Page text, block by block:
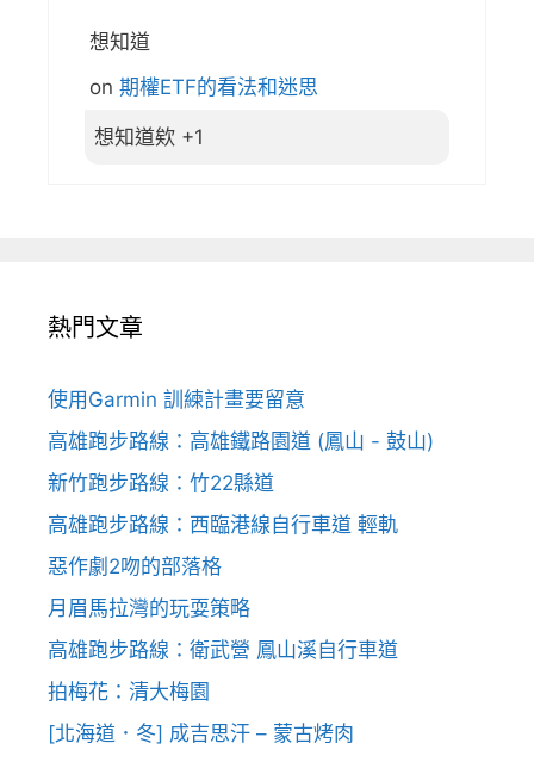
想知道
on 期權ETF的看法和迷思
想知道欸 +1
熱門文章
使用Garmin 訓練計畫要留意
高雄跑步路線：高雄鐵路園道 (鳳山 - 鼓山)
新竹跑步路線：竹22縣道
高雄跑步路線：西臨港線自行車道 輕軌
惡作劇2吻的部落格
月眉馬拉灣的玩耍策略
高雄跑步路線：衛武營 鳳山溪自行車道
拍梅花：清大梅園
[北海道．冬] 成吉思汗 – 蒙古烤肉